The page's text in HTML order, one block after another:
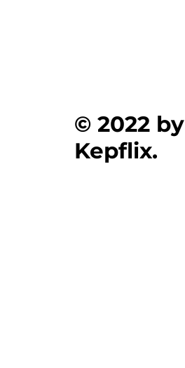
© 2022 by
Kepflix.